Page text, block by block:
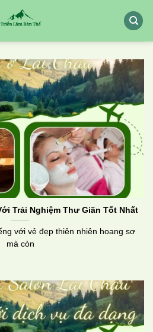
Trải Nghiệm Thư Giãn Tốt Nhất
với vẻ đẹp thiên nhiên hoang sơ
mà còn